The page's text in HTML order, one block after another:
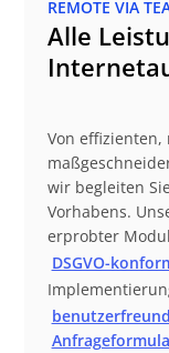
REMOTE VIA
Alle
Von
wir begleiten
Vorhabens.
erprobter
DSGVO-